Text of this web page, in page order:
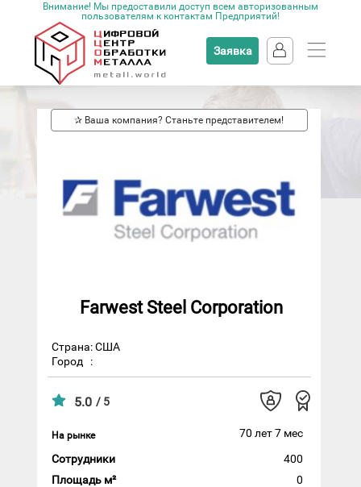
Внимание! Мы предоставили доступ всем авторизованным
пользователям к контактам Предприятий!
Заявка
✰ Ваша компания? Станьте представителем!
Farwest Steel Corporation
Страна: США
Город
:
5.0 / 5
На рынке
70 лет 7 мес
Сотрудники
400
Площадь м²
0